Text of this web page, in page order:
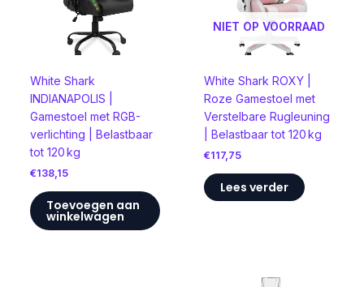
White Shark
INDIANAPOLIS |
Gamestoel met RGB-
verlichting | Belastbaar
tot 120 kg
€138,15
Toevoegen aan
winkelwagen
NIET OP VOORRAAD
White Shark ROXY |
Roze Gamestoel met
Verstelbare Rugleuning
| Belastbaar tot 120 kg
€117,75
Lees verder